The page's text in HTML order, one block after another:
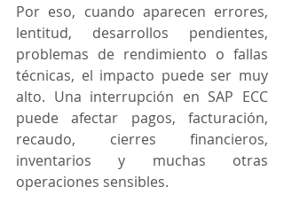
Por eso, cuando aparecen errores,
lentitud, desarrollos pendientes,
problemas de rendimiento o fallas
técnicas, el impacto puede ser muy
alto. Una interrupción en SAP ECC
puede afectar pagos, facturación,
recaudo, cierres financieros,
inventarios y muchas otras
operaciones sensibles.